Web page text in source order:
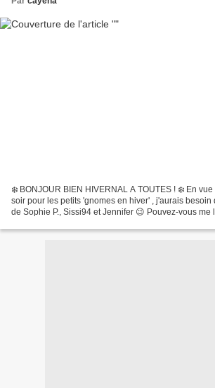
❄️ BONJOUR BIEN HIVERNAL A TOUTES ! ❄️ En
soir pour les petits 'gnomes en hiver' , j'aurais
de Sophie P., Sissi94 et Jennifer 😉 Pouvez-vous me